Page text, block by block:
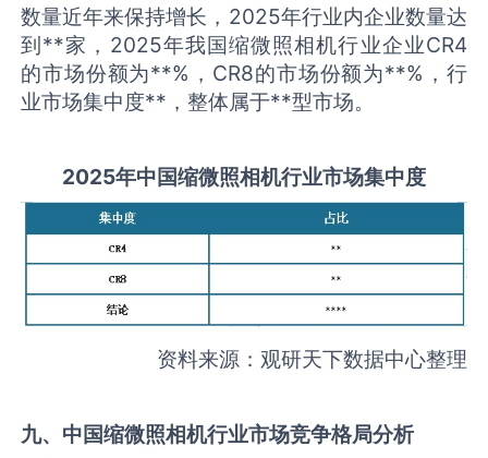
数量近年来保持增长，2025年行业内企业数量达
到**家，2025年我国缩微照相机行业企业CR4
的市场份额为**%，CR8的市场份额为**%，行
业市场集中度**，整体属于**型市场。
2025年中国缩微照相机行业市场集中度
资料来源：观研天下数据中心整理
九、中国缩微照相机行业市场竞争格局分析